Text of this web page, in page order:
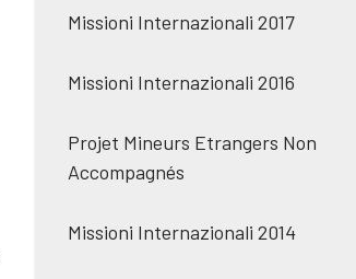
Missioni Internazionali 2017
Missioni Internazionali 2016
Projet Mineurs Etrangers Non
Accompagnés
Missioni Internazionali 2014